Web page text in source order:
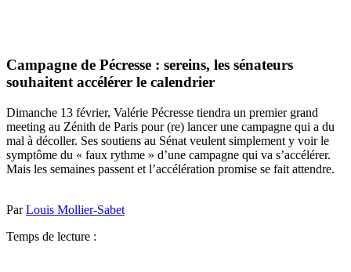
Campagne de Pécresse : sereins, les sénateurs
souhaitent accélérer le calendrier
Dimanche 13 février, Valérie Pécresse tiendra un premier grand
meeting au Zénith de Paris pour (re) lancer une campagne qui a du
mal à décoller. Ses soutiens au Sénat veulent simplement y voir le
symptôme du « faux rythme » d’une campagne qui va s’accélérer.
Mais les semaines passent et l’accélération promise se fait attendre.
ParLouis Mollier-Sabet
Temps de lecture :